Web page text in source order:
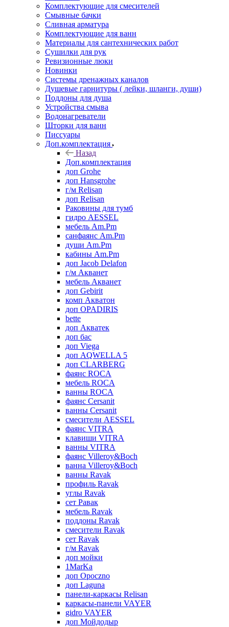
Комплектующие для смесителей
Смывные бачки
Сливная арматура
Комплектующие для ванн
Материалы для сантехнических работ
Сушилки для рук
Ревизионные люки
Новинки
Системы дренажных каналов
Душевые гарнитуры ( лейки, шланги, души)
Поддоны для душа
Устройства смыва
Водонагреватели
Шторки для ванн
Писсуары
Доп.комплектация
Назад
Доп.комплектация
доп Grohe
доп Hansgrohe
г/м Relisan
доп Relisan
Раковины для тумб
гидро AESSEL
мебель Am.Pm
санфаянс Am.Pm
души Am.Pm
кабины Am.Pm
доп Jacob Delafon
г/м Акванет
мебель Акванет
доп Gebirit
комп Акватон
доп OPADIRIS
bette
доп Акватек
доп бас
доп Viega
доп AQWELLA 5
доп CLARBERG
фаянс ROCA
мебель ROCA
ванны ROCA
фаянс Cersanit
ванны Cersanit
смесители AESSEL
фаянс VITRA
клавиши VITRA
ванны VITRA
фаянс Villeroy&Boch
ванна Villeroy&Boch
ванны Ravak
профиль Ravak
углы Ravak
сет Равак
мебель Ravak
поддоны Ravak
смесители Ravak
сет Ravak
г/м Ravak
доп мойки
1MarKa
доп Opoczno
доп Laguna
панели-каркасы Relisan
каркасы-панели VAYER
gidro VAYER
доп Мойдодыр